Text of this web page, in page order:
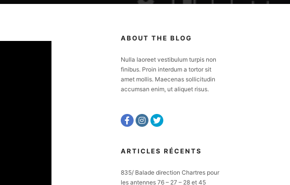
ABOUT THE BLOG
Nulla laoreet vestibulum turpis non
finibus. Proin interdum a tortor sit
amet mollis. Maecenas sollicitudin
accumsan enim, ut aliquet risus.
ARTICLES RÉCENTS
835/ Balade direction Chartres pour
les antennes 76 – 27 – 28 et 45